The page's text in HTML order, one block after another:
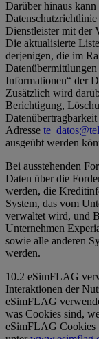
Darüber hinaus
Dienstleister mit der
Die aktualisierte
derjenigen, die im
Informationen“ der
Zusätzlich wird
Berichtigung,
Adresse
ausgeübt werden
Bei ausstehenden
Daten über die
werden, die
System, das vom
verwaltet wird, und
Unternehmen
sowie alle anderen
werden.
10.2 eSimFLAG
Interaktionen der
eSimFLAG
was Cookies sind,
eSimFLAG Cookies